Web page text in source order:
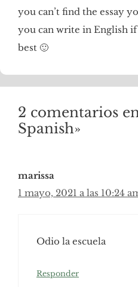
you can’t find the essay
you can write in English if
best 🙂
2 comentarios
Spanish»
marissa
1 mayo, 2021 a las 10:24
Odio la escuela
Responder